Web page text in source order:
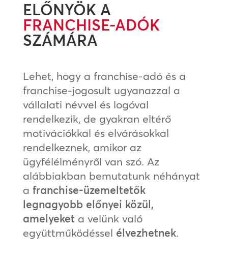
ELŐNYÖK A
FRANCHISE-ADÓK
SZÁMÁRA
Lehet, hogy a franchise-adó és a
franchise-jogosult ugyanazzal a
vállalati névvel és logóval
rendelkezik, de gyakran eltérő
motivációkkal és elvárásokkal
rendelkeznek, amikor az
ügyfélélményről van szó. Az
alábbiakban bemutatunk néhányat
a franchise-üzemeltetők
legnagyobb előnyei közül,
amelyeket a velünk való
együttműködéssel élvezhetnek.